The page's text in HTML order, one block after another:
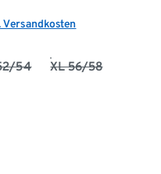
Versandkosten
54 XL 56/58